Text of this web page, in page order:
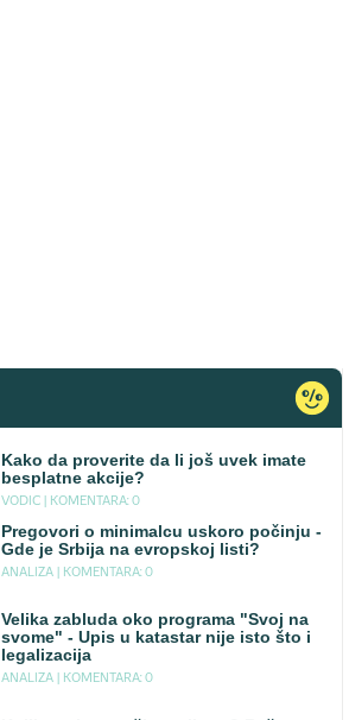
Kako da proverite da li još uvek imate
besplatne akcije?
VODIC | KOMENTARA: 0
Pregovori o minimalcu uskoro počinju -
Gde je Srbija na evropskoj listi?
ANALIZA | KOMENTARA: 0
Velika zabluda oko programa "Svoj na
svome" - Upis u katastar nije isto što i
legalizacija
ANALIZA | KOMENTARA: 0